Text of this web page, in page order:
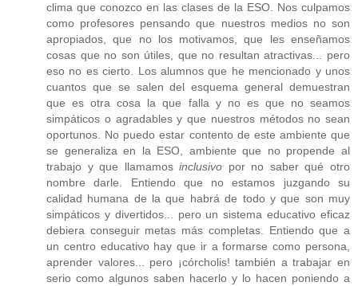
clima que conozco en las clases de la ESO. Nos culpamos
como profesores pensando que nuestros medios no son
apropiados, que no los motivamos, que les enseñamos
cosas que no son útiles, que no resultan atractivas... pero
eso no es cierto. Los alumnos que he mencionado y unos
cuantos que se salen del esquema general demuestran
que es otra cosa la que falla y no es que no seamos
simpáticos o agradables y que nuestros métodos no sean
oportunos. No puedo estar contento de este ambiente que
se generaliza en la ESO, ambiente que no propende al
trabajo y que llamamosinclusivo por no saber qué otro
nombre darle. Entiendo que no estamos juzgando su
calidad humana de la que habrá de todo y que son muy
simpáticos y divertidos... pero un sistema educativo eficaz
debiera conseguir metas más completas. Entiendo que a
un centro educativo hay que ir a formarse como persona,
aprender valores... pero ¡córcholis! también a trabajar en
serio como algunos saben hacerlo y lo hacen poniendo a